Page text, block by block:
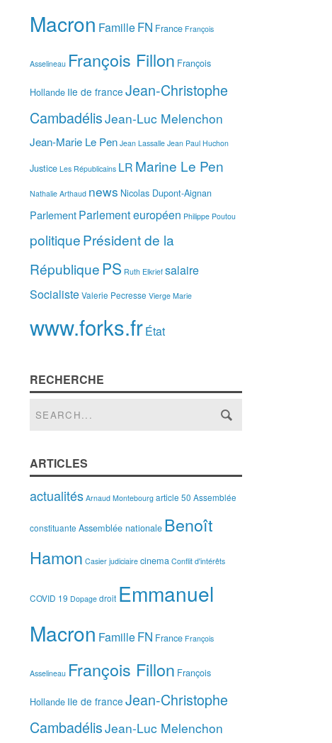
Macron FamilleFN France François
Asselineau François Fillon François
Hollande Ile de france Jean-Christophe
CambadélisJean-Luc Melenchon
Jean-Marie Le Pen Jean Lassalle Jean Paul Huchon
Justice Les Républicains LR Marine Le Pen
Nathalie Arthaud news Nicolas Dupont-Aignan
ParlementParlement européen Philippe Poutou
politiquePrésident de la
République PS Ruth Elkrief salaire
SocialisteValerie Pecresse Vierge Marie
www.forks.frÉtat
RECHERCHE
ARTICLES
actualités Arnaud Montebourg article 50 Assemblée
constituante Assemblée nationale Benoît
Hamon Casier judiciaire cinema Conflit d'intérêts
COVID 19 Dopage droit Emmanuel
Macron FamilleFN France François
Asselineau François Fillon François
Hollande Ile de france Jean-Christophe
CambadélisJean-Luc Melenchon